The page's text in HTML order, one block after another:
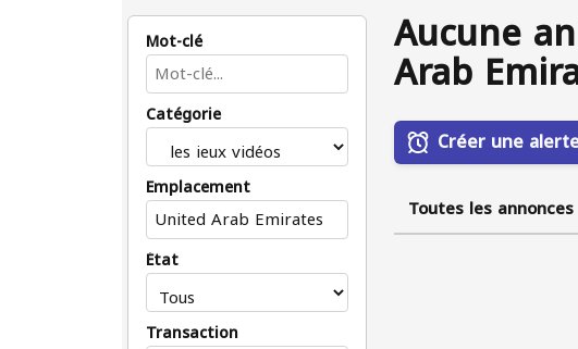
Mot-clé
Catégorie
Emplacement
État
Transaction
Aucune
Arab
Créer une
Toutes les annonces